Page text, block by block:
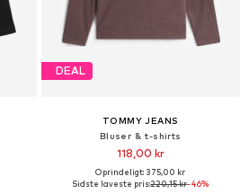
DEAL
TOMMY JEANS
Bluser & t-shirts
118,00 kr
Oprindeligt: 375,00 kr
Sidste laveste pris:220,15 kr-46%